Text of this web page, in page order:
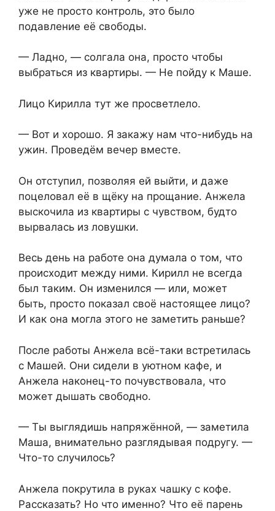
уже не просто контроль, это было
подавление её свободы.
— Ладно, — солгала она, просто чтобы
выбраться из квартиры. — Не пойду к Маше.
Лицо Кирилла тут же просветлело.
— Вот и хорошо. Я закажу нам что-нибудь на
ужин. Проведём вечер вместе.
Он отступил, позволяя ей выйти, и даже
поцеловал её в щёку на прощание. Анжела
выскочила из квартиры с чувством, будто
вырвалась из ловушки.
Весь день на работе она думала о том, что
происходит между ними. Кирилл не всегда
был таким. Он изменился — или, может
быть, просто показал своё настоящее лицо?
И как она могла этого не заметить раньше?
После работы Анжела всё-таки встретилась
с Машей. Они сидели в уютном кафе, и
Анжела наконец-то почувствовала, что
может дышать свободно.
— Ты выглядишь напряжённой, — заметила
Маша, внимательно разглядывая подругу. —
Что-то случилось?
Анжела покрутила в руках чашку с кофе.
Рассказать? Но что именно? Что её парень